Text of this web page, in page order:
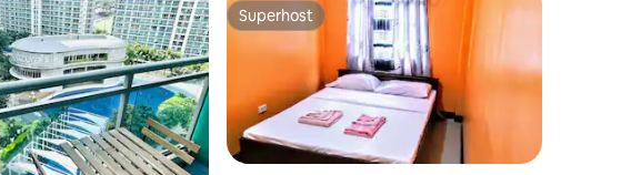
Superhost
Superhost